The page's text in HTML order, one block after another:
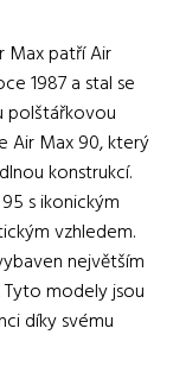
Max patří Air
1987 a stal se
polštářkovou
Air Max 90, který
konstrukcí.
s ikonickým
vzhledem.
největším
modely jsou
díky svému